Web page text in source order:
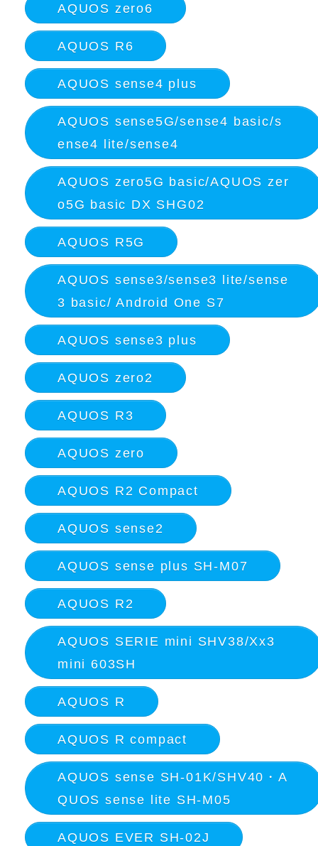
AQUOS zero6
AQUOS R6
AQUOS sense4 plus
AQUOS sense5G/sense4 basic/s
ense4 lite/sense4
AQUOS zero5G basic/AQUOS zer
o5G basic DX SHG02
AQUOS R5G
AQUOS sense3/sense3 lite/sense
3 basic/ Android One S7
AQUOS sense3 plus
AQUOS zero2
AQUOS R3
AQUOS zero
AQUOS R2 Compact
AQUOS sense2
AQUOS sense plus SH-M07
AQUOS R2
AQUOS SERIE mini SHV38/Xx3
mini 603SH
AQUOS R
AQUOS R compact
AQUOS sense SH-01K/SHV40・A
QUOS sense lite SH-M05
AQUOS EVER SH-02J